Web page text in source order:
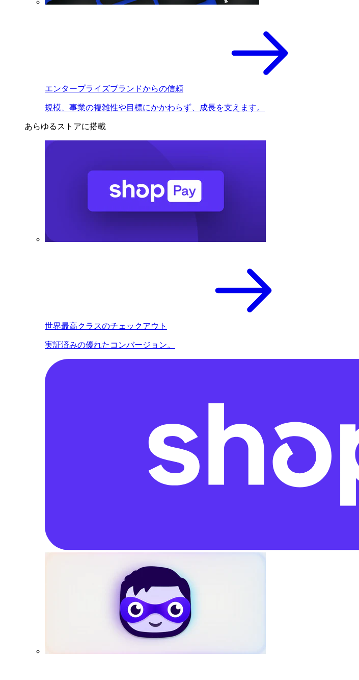
エンタープライズブランドからの信頼
規模、事業の複雑性や目標にかかわらず、成長を支えます。
あらゆるストアに搭載
世界最高クラスのチェックアウト
実証済みの優れたコンバージョン。